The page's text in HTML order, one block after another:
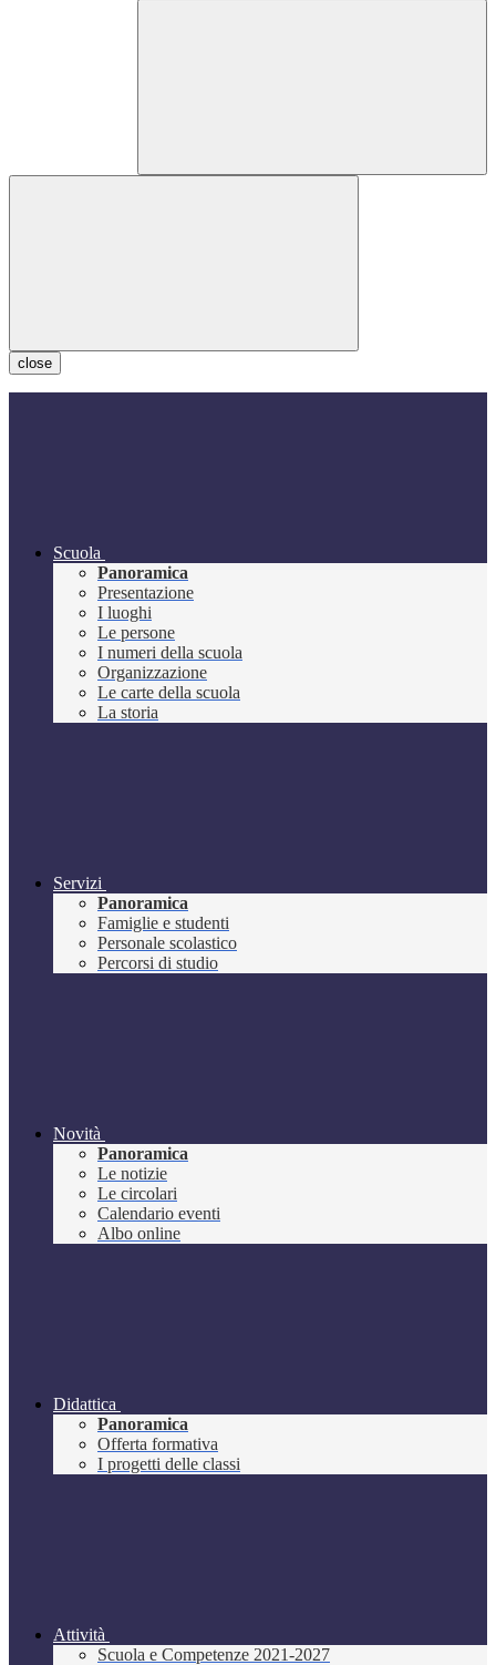
close
Scuola
Panoramica
Presentazione
I luoghi
Le persone
I numeri della scuola
Organizzazione
Le carte della scuola
La storia
Servizi
Panoramica
Famiglie e studenti
Personale scolastico
Percorsi di studio
Novità
Panoramica
Le notizie
Le circolari
Calendario eventi
Albo online
Didattica
Panoramica
Offerta formativa
I progetti delle classi
Attività
Scuola e Competenze 2021-2027